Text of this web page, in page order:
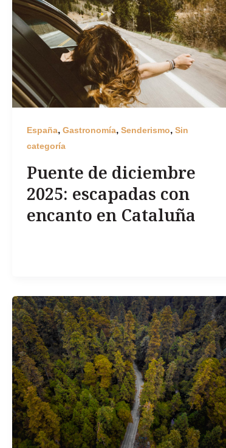
España, Gastronomía, Senderismo, Sin
categoría
Puente de diciembre
2025: escapadas con
encanto en Cataluña